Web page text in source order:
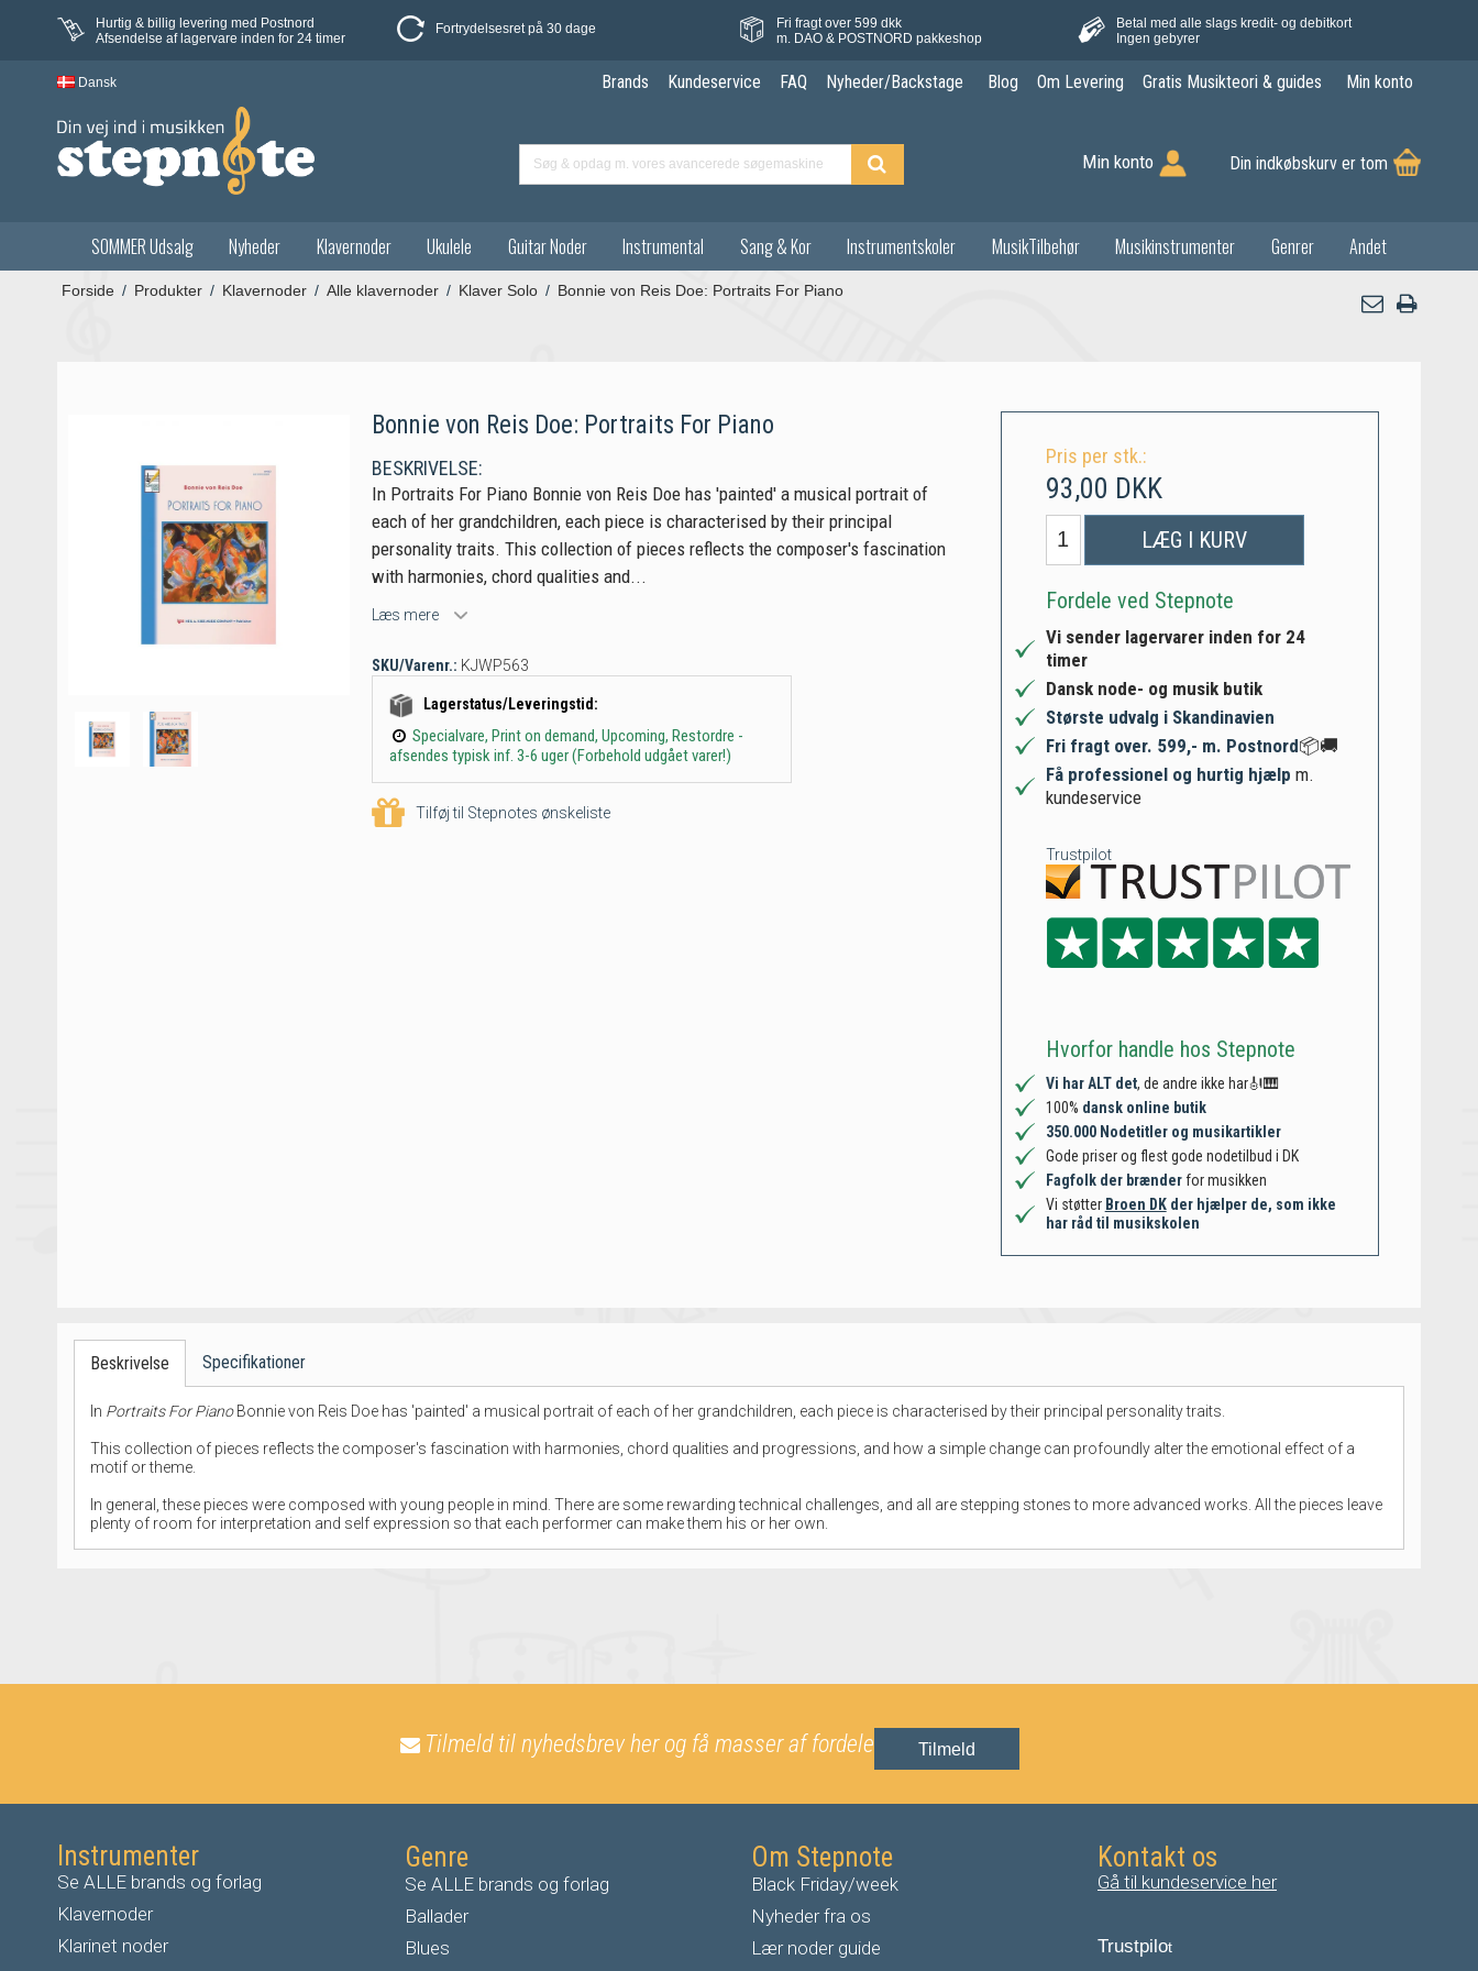
Hurtig & billig levering med Postnord
Afsendelse af lagervare inden for 24 timer
Fortrydelsesret på 30 dage
Fri fragt over 599 dkk
m. DAO & POSTNORD pakkeshop
Betal med alle slags kredit- og debitkort
Ingen gebyrer
Dansk Brands Kundeservice FAQ Nyheder/Backstage Blog Om Levering Gratis Musikteori & guides Min konto
Min konto Din indkøbskurv er tom
SOMMER Udsalg Nyheder Klavernoder Ukulele Guitar Noder Instrumental Sang & Kor Instrumentskoler MusikTilbehør Musikinstrumenter Genrer Andet
Forside / Produkter / Klavernoder / Alle klavernoder / Klaver Solo / Bonnie von Reis Doe: Portraits For Piano
Bonnie von Reis Doe: Portraits For Piano
BESKRIVELSE:
In Portraits For Piano Bonnie von Reis Doe has 'painted' a musical portrait of
each of her grandchildren, each piece is characterised by their principal
personality traits. This collection of pieces reflects the composer's fascination
with harmonies, chord qualities and...
Læs mere
SKU/Varenr.: KJWP563
Lagerstatus/Leveringstid:
Specialvare, Print on demand, Upcoming, Restordre -
afsendes typisk inf. 3-6 uger (Forbehold udgået varer!)
Tilføj til Stepnotes ønskeliste
Pris per stk.:
93,00 DKK
LÆG I KURV
Fordele ved Stepnote
Vi sender lagervarer inden for 24
timer
Dansk node- og musik butik
Største udvalg i Skandinavien
Fri fragt over. 599,- m. Postnord📦🚚
Få professionel og hurtig hjælp m.
kundeservice
Trustpilot
Hvorfor handle hos Stepnote
Vi har ALT det, de andre ikke har🎻🎹
100% dansk online butik
350.000 Nodetitler og musikartikler
Gode priser og flest gode nodetilbud i DK
Fagfolk der brænderfor musikken
Vi støtter Broen DKder hjælper de, som ikke
har råd til musikskolen
Beskrivelse Specifikationer
In Portraits For PianoBonnie von Reis Doe has 'painted' a musical portrait of each of her grandchildren, each piece is characterised by their principal personality traits.
This collection of pieces reflects the composer's fascination with harmonies, chord qualities and progressions, and how a simple change can profoundly alter the emotional effect of a
motif or theme.
In general, these pieces were composed with young people in mind. There are some rewarding technical challenges, and all are stepping stones to more advanced works. All the pieces leave
plenty of room for interpretation and self expression so that each performer can make them his or her own.
Tilmeld til nyhedsbrev her og få masser af fordele Tilmeld
Instrumenter
Se ALLE brands og forlag
Klavernoder
Klarinet noder
Genre
Se ALLE brands og forlag
Ballader
Blues
Om Stepnote
Black Friday/week
Nyheder fra os
Lær noder guide
Kontakt os
Gå til kundeservice her
Trustpilot